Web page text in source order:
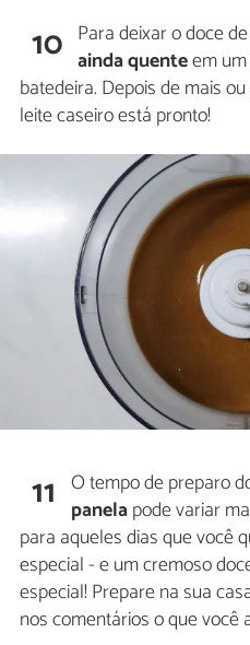
10 Para deixar o doce
ainda quenteem
batedeira. Depois de mais
leite caseiro está pronto!
11 O tempo de preparo
panelapode variar
para aqueles dias que você
especial - e um cremoso
especial! Prepare na sua
nos comentários o que você